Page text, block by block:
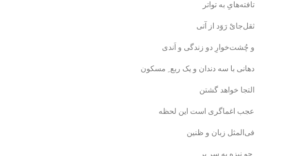
تافته‌هایِ به تواتر
ثقل‌جایْ رَوَد از آتی
و چُشت‌خوارِ دو زندگی و اَندی
دهانی با سه دندان و یک ربع ِ مسکون
التجا خواهد گشتن
عجب اغماگری است این لحظه
فی‌المثل زبان و ظنین
چو نیزه به سر بر